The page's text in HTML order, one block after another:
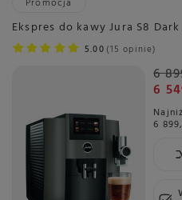
Ekspres do kawy Jura S8
5.00 15 opinie
6
6
6